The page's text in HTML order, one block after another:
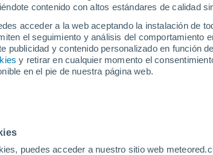
contenido con altos estándares de calidad
acceder a la web aceptando la instalación de
el seguimiento y análisis del comportamiento
publicidad y contenido personalizado en función
y retirar en cualquier momento el
en el pie de nuestra página web.
puedes acceder a nuestro sitio web
numérica
NIEVE
ACUMULADA
TEMPERATURA
2M
GEOP. 850 HPA |